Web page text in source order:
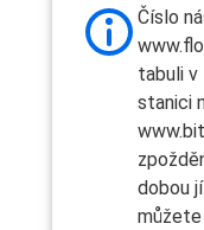
Číslo
tabuli v
stanici
dobou